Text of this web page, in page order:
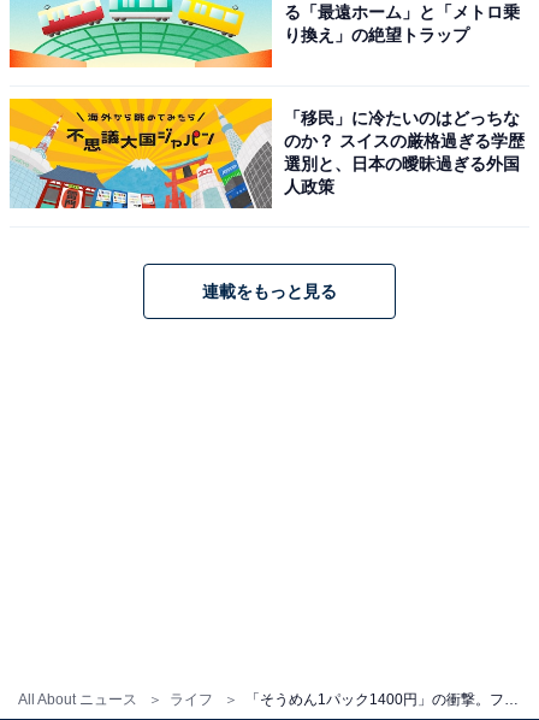
All About ニュース ライフ 「そうめん1パック1400円」の衝撃。フランスのスーパーで驚く「一般的な日本食品」の高額っぷり
る「最遠ホーム」と「メトロ乗
り換え」の絶望トラップ
「移民」に冷たいのはどっちな
のか？ スイスの厳格過ぎる学歴
選別と、日本の曖昧過ぎる外国
人政策
連載をもっと見る